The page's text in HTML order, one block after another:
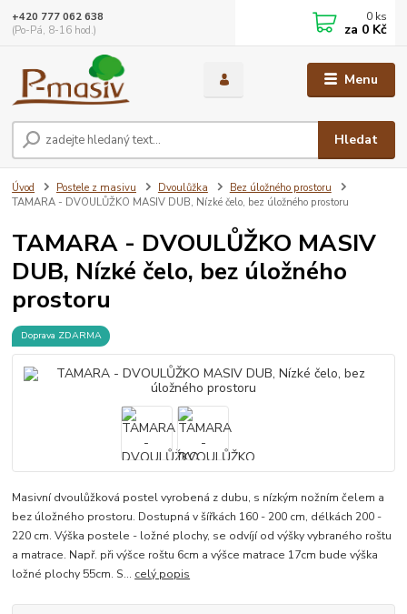
Menu
Hledat
+420 777 062 638
(Po-Pá, 8-16 hod.)
0 ks
za 0 Kč
Úvod Postele z masivu Dvoulůžka
Bez úložného prostoru
TAMARA - DVOULŮŽKO MASIV DUB, Nízké čelo, bez úložného prostoru
TAMARA - DVOULŮŽKO MASIV
DUB, Nízké čelo, bez úložného
prostoru
Doprava ZDARMA
Masivní dvoulůžková postel vyrobená z dubu, s nízkým nožním čelem a
bez úložného prostoru. Dostupná v šířkách 160 - 200 cm, délkách 200 -
220 cm. Výška postele - ložné plochy, se odvíjí od výšky vybraného roštu
a matrace. Např. při výšce roštu 6cm a výšce matrace 17cm bude výška
ložné plochy 55cm. S... celý popis